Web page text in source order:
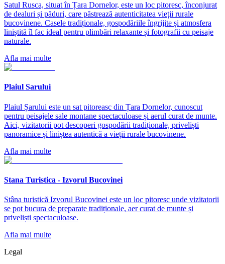
Satul Rusca, situat în Țara Dornelor, este un loc pitoresc, înconjurat
de dealuri și păduri, care păstrează autenticitatea vieții rurale
bucovinene. Casele tradiționale, gospodăriile îngrijite și atmosfera
liniștită îl fac ideal pentru plimbări relaxante și fotografii cu peisaje
naturale.
Afla mai multe
Plaiul Sarului
Plaiul Șarului este un sat pitoreasc din Țara Dornelor, cunoscut
pentru peisajele sale montane spectaculoase și aerul curat de munte.
Aici, vizitatorii pot descoperi gospodării tradiționale, priveliști
panoramice și liniștea autentică a vieții rurale bucovinene.
Afla mai multe
Stana Turistica - Izvorul Bucovinei
Stâna turistică Izvorul Bucovinei este un loc pitoresc unde vizitatorii
se pot bucura de preparate tradiționale, aer curat de munte și
priveliști spectaculoase.
Afla mai multe
Legal